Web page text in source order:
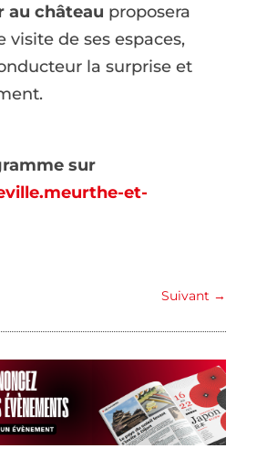
au château proposera
visite de ses espaces,
la surprise et
sur
et-
Suivant →